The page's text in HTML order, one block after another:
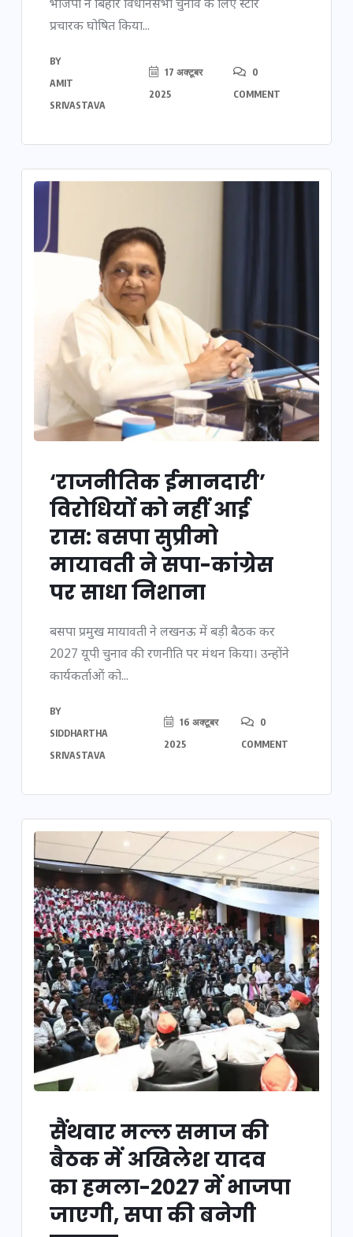
भाजपा ने बिहार विधानसभा चुनाव के लिए स्टार
प्रचारक घोषित किया...
BY
AMIT
SRIVASTAVA
17 अक्टूबर
2025
0
COMMENT
‘राजनीतिक ईमानदारी’
विरोधियों को नहीं आई
रास: बसपा सुप्रीमो
मायावती ने सपा-कांग्रेस
पर साधा निशाना
बसपा प्रमुख मायावती ने लखनऊ में बड़ी बैठक कर
2027 यूपी चुनाव की रणनीति पर मंथन किया। उन्होंने
कार्यकर्ताओं को...
BY
SIDDHARTHA
SRIVASTAVA
16 अक्टूबर
2025
0
COMMENT
सैंथवार मल्ल समाज की
बैठक में अखिलेश यादव
का हमला-2027 में भाजपा
जाएगी, सपा की बनेगी